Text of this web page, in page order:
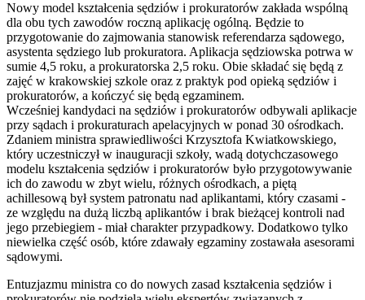
Nowy model kształcenia sędziów i prokuratorów zakłada wspólną
dla obu tych zawodów roczną aplikację ogólną. Będzie to
przygotowanie do zajmowania stanowisk referendarza sądowego,
asystenta sędziego lub prokuratora. Aplikacja sędziowska potrwa w
sumie 4,5 roku, a prokuratorska 2,5 roku. Obie składać się będą z
zajęć w krakowskiej szkole oraz z praktyk pod opieką sędziów i
prokuratorów, a kończyć się będą egzaminem.
Wcześniej kandydaci na sędziów i prokuratorów odbywali aplikacje
przy sądach i prokuraturach apelacyjnych w ponad 30 ośrodkach.
Zdaniem ministra sprawiedliwości Krzysztofa Kwiatkowskiego,
który uczestniczył w inauguracji szkoły, wadą dotychczasowego
modelu kształcenia sędziów i prokuratorów było przygotowywanie
ich do zawodu w zbyt wielu, różnych ośrodkach, a piętą
achillesową był system patronatu nad aplikantami, który czasami -
ze względu na dużą liczbą aplikantów i brak bieżącej kontroli nad
jego przebiegiem - miał charakter przypadkowy. Dodatkowo tylko
niewielka część osób, które zdawały egzaminy zostawała asesorami
sądowymi.
Entuzjazmu ministra co do nowych zasad kształcenia sędziów i